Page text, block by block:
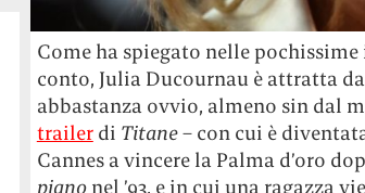
Come ha spiegato nelle
conto, Julia Ducournau è attratta
abbastanza ovvio, almeno sin dal
trailerdi Titane– con cui è
Cannes a vincere la Palma d’oro
pianonel ’93, e in cui una ragazza